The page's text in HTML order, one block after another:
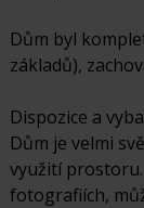
Dům byl
základů),
Dispozice a
Dům je velmi
využití
fotografiích,